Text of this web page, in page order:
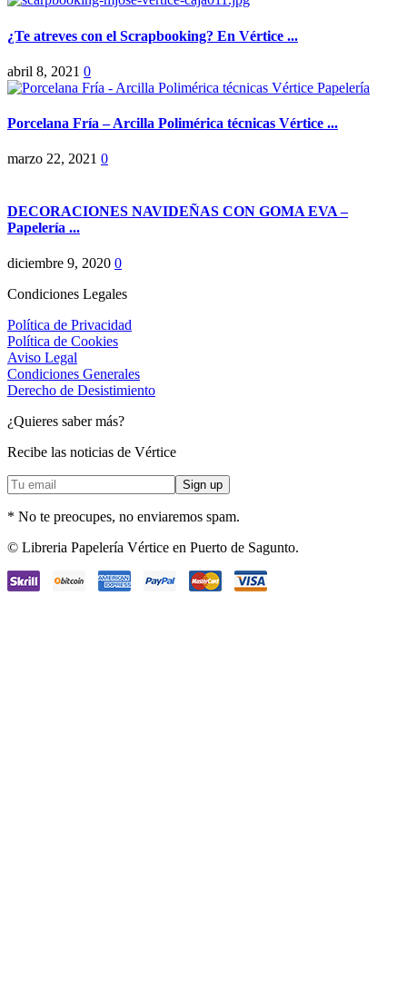
¿Te atreves con el Scrapbooking? En Vértice ...
abril 8, 2021 0
Porcelana Fría – Arcilla Polimérica técnicas Vértice ...
marzo 22, 2021 0
DECORACIONES NAVIDEÑAS CON GOMA EVA –
Papelería ...
diciembre 9, 2020 0
Condiciones Legales
Política de Privacidad
Política de Cookies
Aviso Legal
Condiciones Generales
Derecho de Desistimiento
¿Quieres saber más?
Recibe las noticias de Vértice
* No te preocupes, no enviaremos spam.
Facebook
Instagram
© Libreria Papelería Vértice en Puerto de Sagunto.